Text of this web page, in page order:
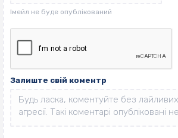
Залиште свій коментр